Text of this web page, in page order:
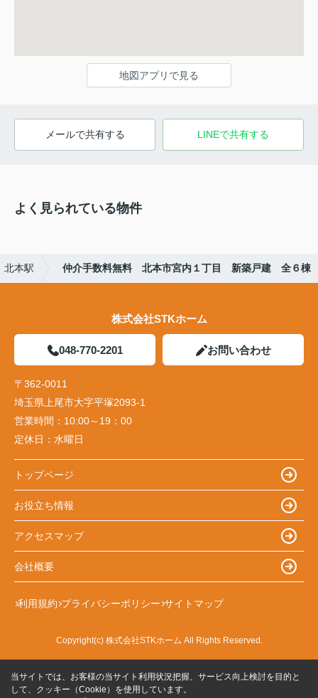
地図アプリで見る
メールで共有する LINEで共有する
よく見られている物件
北本駅 仲介手数料無料 北本市宮内１丁目 新築戸建 全６棟
株式会社STKホーム
048-770-2201 お問い合わせ
〒362-0011
埼玉県上尾市大字平塚2093-1
営業時間： 10:00～19：00
定休日： 水曜日
トップページ
お役立ち情報
アクセスマップ
会社概要
利用規約 プライバシーポリシー サイトマップ
Copyright(c) 株式会社STKホーム All Rights Reserved.
当サイトでは、お客様の当サイト利用状況把握、サービス向上検討を目的と
して、クッキー（Cookie）を使用しています。